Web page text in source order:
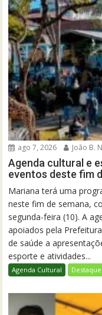
ago 7, 2026 João B.
Agenda cultural e
eventos deste fim
Mariana terá uma
neste fim de semana,
segunda-feira (10). A
apoiados pela
de saúde a
esporte e atividades...
Agenda Cultural Destaque